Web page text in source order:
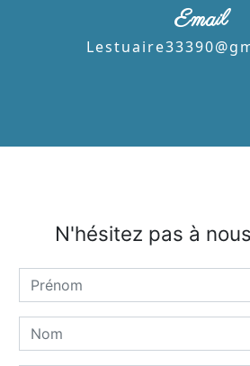
Email
N'hésitez pas à